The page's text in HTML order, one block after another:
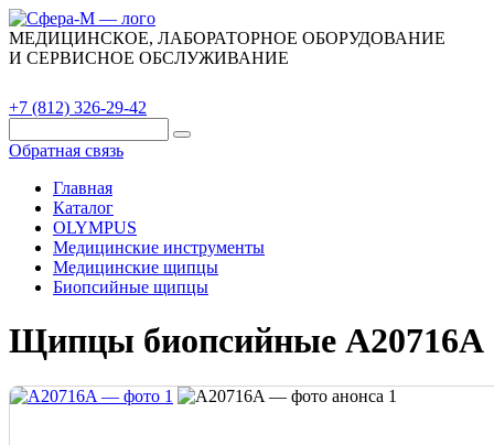
МЕДИЦИНСКОЕ, ЛАБОРАТОРНОЕ ОБОРУДОВАНИЕ
И СЕРВИСНОЕ ОБСЛУЖИВАНИЕ
+7 (812) 326-29-42
Обратная связь
Главная
Каталог
OLYMPUS
Медицинские инструменты
Медицинские щипцы
Биопсийные щипцы
Щипцы биопсийные A20716A